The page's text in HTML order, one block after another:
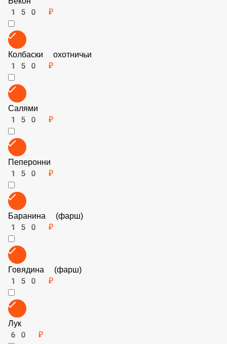
Ветчина
150 ₽
Бекон
150 ₽
Салями
150 ₽
Пеперонни
150 ₽
Баранина (фарш)